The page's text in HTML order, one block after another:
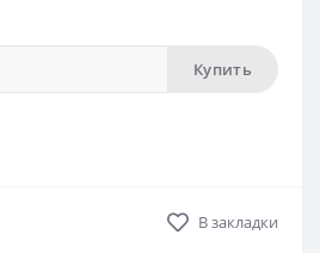
Купить
В закладки